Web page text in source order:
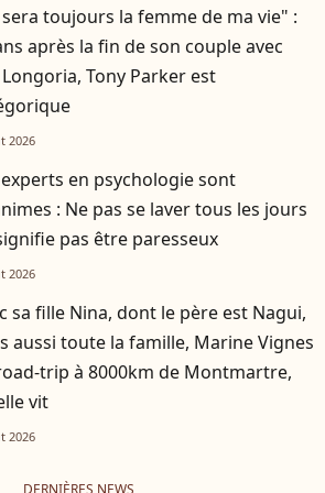
sera toujours la femme de ma vie" :
après la fin de son couple avec
Longoria, Tony Parker est
2026
experts en psychologie sont
: Ne pas se laver tous les jours
pas être paresseux
2026
sa fille Nina, dont le père est Nagui,
aussi toute la famille, Marine Vignes
trip à 8000km de Montmartre,
vit
2026